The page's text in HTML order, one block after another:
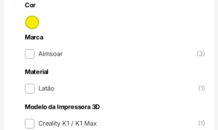
Cor
Cor
Amarelo
Marca
MarcaAimsoar (3)
Material
Material
Latão (1)
Modelo da Impressora 3D
Modelo da Impressora 3D
Creality K1 / K1 Max
(1)